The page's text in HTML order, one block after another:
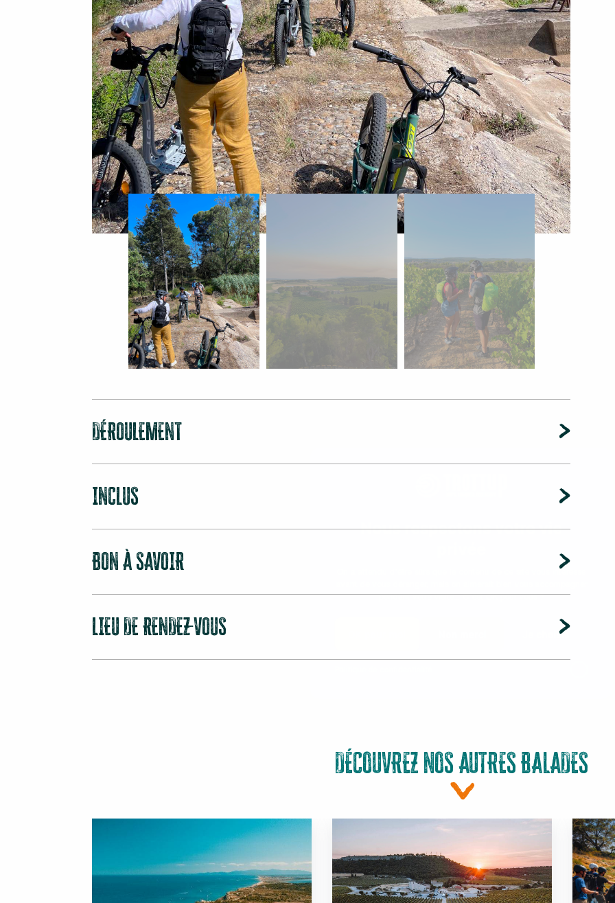
DÉROULEMENT
INCLUS
BON À SAVOIR
LIEU DE RENDEZ-VOUS
DÉCOUVREZ NOS AUTRES BALADES
Nous respectons votre vie
privée
On a attendu d'être sûrs que le contenu de ce site vous intéresse
avant de vous déranger, mais on aimerait bien vous accompagner
Je choisis